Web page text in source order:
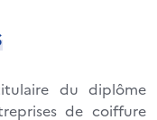
du diplôme
de coiffure